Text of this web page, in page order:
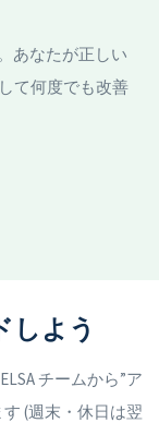
あなたが正しい
て何度でも改善
しよう
チームから”ア
(週末・休日は翌